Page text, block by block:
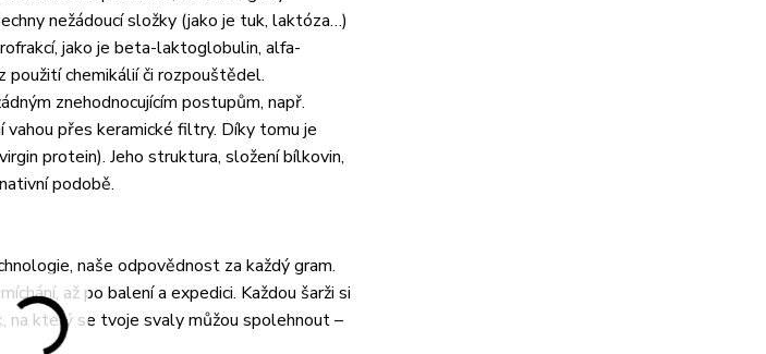
nežádoucí složky (jako je tuk, laktóza…)
jako je beta-laktoglobulin, alfa-
chemikálií či rozpouštědel.
znehodnocujícím postupům, např.
přes keramické filtry. Díky tomu je
protein). Jeho struktura, složení bílkovin,
podobě.
naše odpovědnost za každý gram.
až po balení a expedici. Každou šarži si
na který se tvoje svaly můžou spolehnout –